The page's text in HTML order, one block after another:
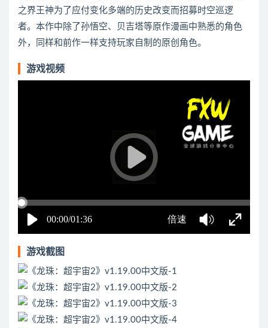
之界王神为了应付变化多端的历史改变而招募时空巡逻
者。本作中除了孙悟空、贝吉塔等原作漫画中熟悉的角色
外，同样和前作一样支持玩家自制的原创角色。
游戏视频
游戏截图